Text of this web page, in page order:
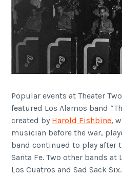
Popular events at Theater
featured Los Alamos band
created by Harold Fishbine,
musician before the war,
band continued to play after
Santa Fe. Two other bands at
Los Cuatros and Sad Sack Six.